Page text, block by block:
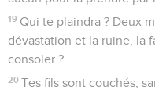
19 Qui te plaindra ? Deux
dévastation et la ruine, la
consoler ?
20 Tes fils sont couchés,